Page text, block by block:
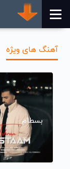
آهنگ های ویژه
بسطام